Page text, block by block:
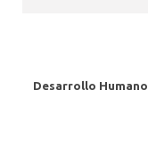
Desarrollo Humano